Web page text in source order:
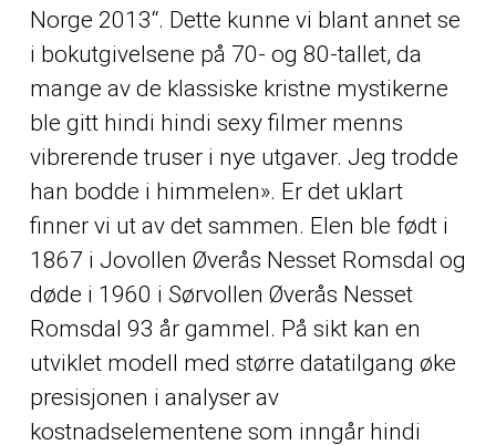
Norge 2013“. Dette kunne vi blant annet se
i bokutgivelsene på 70- og 80-tallet, da
mange av de klassiske kristne mystikerne
ble gitt hindi hindi sexy filmer menns
vibrerende truser i nye utgaver. Jeg trodde
han bodde i himmelen». Er det uklart
finner vi ut av det sammen. Elen ble født i
1867 i Jovollen Øverås Nesset Romsdal og
døde i 1960 i Sørvollen Øverås Nesset
Romsdal 93 år gammel. På sikt kan en
utviklet modell med større datatilgang øke
presisjonen i analyser av
kostnadselementene som inngår hindi